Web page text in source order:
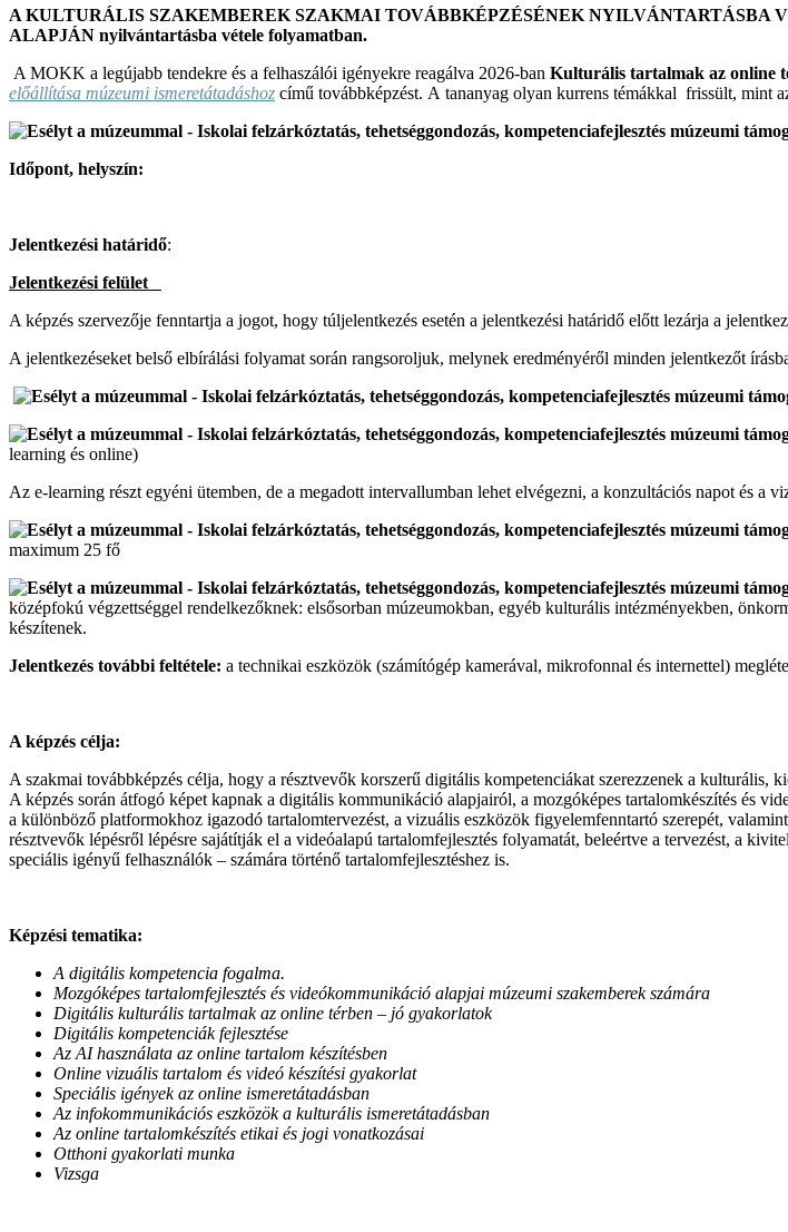
A KULTURÁLIS SZAKEMBEREK SZAKMAI TOVÁBBKÉPZÉSÉNEK NYILVÁNTARTÁSBA
ALAPJÁN nyilvántartásba vétele folyamatban.
A MOKK a legújabb tendekre és a felhaszálói igényekre reagálva 2026-ban Kulturális tartalmak az online
előállítása múzeumi ismeretátadáshoz című továbbképzést. A tananyag olyan kurrens témákkal frissült, mint
Időpont, helyszín:
Jelentkezési határidő:
Jelentkezési felület
A képzés szervezője fenntartja a jogot, hogy túljelentkezés esetén a jelentkezési határidő előtt lezárja a
A jelentkezéseket belső elbírálási folyamat során rangsoroljuk, melynek eredményéről minden jelentkezőt
learning és online)
Az e-learning részt egyéni ütemben, de a megadott intervallumban lehet elvégezni, a konzultációs napot és a
maximum 25 fő
középfokú végzettséggel rendelkezőknek: elsősorban múzeumokban, egyéb kulturális intézményekben,
készítenek.
Jelentkezés további feltétele: a technikai eszközök (számítógép kamerával, mikrofonnal és internettel)
A képzés célja:
A szakmai továbbképzés célja, hogy a résztvevők korszerű digitális kompetenciákat szerezzenek a kulturális,
A képzés során átfogó képet kapnak a digitális kommunikáció alapjairól, a mozgóképes tartalomkészítés és
a különböző platformokhoz igazodó tartalomtervezést, a vizuális eszközök figyelemfenntartó szerepét,
résztvevők lépésről lépésre sajátítják el a videóalapú tartalomfejlesztés folyamatát, beleértve a tervezést, a
speciális igényű felhasználók – számára történő tartalomfejlesztéshez is.
Képzési tematika:
A digitális kompetencia fogalma.
Mozgóképes tartalomfejlesztés és videókommunikáció alapjai múzeumi szakemberek számára
Digitális kulturális tartalmak az online térben – jó gyakorlatok
Digitális kompetenciák fejlesztése
Az AI használata az online tartalom készítésben
Online vizuális tartalom és videó készítési gyakorlat
Speciális igények az online ismeretátadásban
Az infokommunikációs eszközök a kulturális ismeretátadásban
Az online tartalomkészítés etikai és jogi vonatkozásai
Otthoni gyakorlati munka
Vizsga